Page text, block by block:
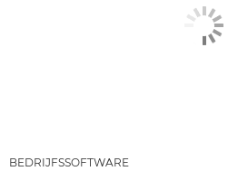
BEDRIJFSSOFTWARE